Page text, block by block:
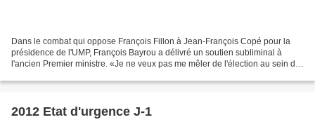
Dans le combat qui oppose François Fillon à Jean-François Copé pour la
présidence de l'UMP, François Bayrou a délivré un soutien subliminal à
l'ancien Premier ministre. «Je ne veux pas me mêler de l'élection au sein de
2012 Etat d'urgence J-1